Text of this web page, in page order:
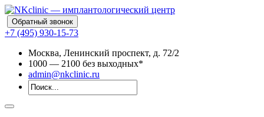
Обратный звонок
+7 (495) 930-15-73
Москва, Ленинский проспект, д. 72/2
1000 — 2100 без выходных*
admin@nkclinic.ru